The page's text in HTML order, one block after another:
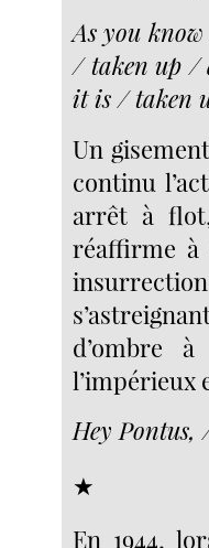
As you
/ taken up /
it is / taken
Un
continu
arrêt à
réaffirme à
d’ombre
l’impérieux
Hey
★
En 1944,